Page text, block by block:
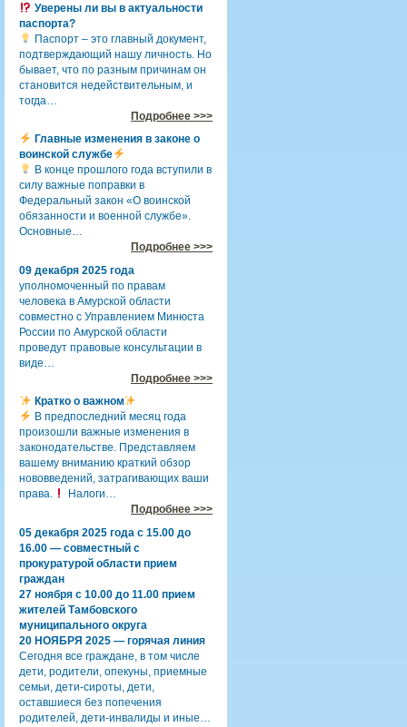
Уверены ли вы в актуальности
паспорта?
Паспорт – это главный документ,
подтверждающий нашу личность. Но
бывает, что по разным причинам он
становится недействительным, и
тогда…
Подробнее >>>
Главные изменения в законе о
воинской службе
В конце прошлого года вступили в
силу важные поправки в
Федеральный закон «О воинской
обязанности и военной службе».
Основные…
Подробнее >>>
09 декабря 2025 года
уполномоченный по правам
человека в Амурской области
совместно с Управлением Минюста
России по Амурской области
проведут правовые консультации в
виде…
Подробнее >>>
Кратко о важном
В предпоследний месяц года
произошли важные изменения в
законодательстве. Представляем
вашему вниманию краткий обзор
нововведений, затрагивающих ваши
права.
Налоги…
Подробнее >>>
05 декабря 2025 года с 15.00 до
16.00 — совместный с
прокуратурой области прием
граждан
27 ноября с 10.00 до 11.00 прием
жителей Тамбовского
муниципального округа
20 НОЯБРЯ 2025 — горячая линия
Сегодня все граждане, в том числе
дети, родители, опекуны, приемные
семьи, дети-сироты, дети,
оставшиеся без попечения
родителей, дети-инвалиды и иные…